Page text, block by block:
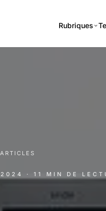
Rubriques
ARTICLES
· 11 MIN DE